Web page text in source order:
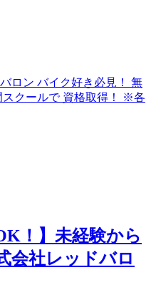
！】未経験から
会社レッドバロ